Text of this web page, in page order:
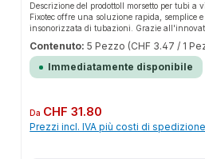
Descrizione del prodottoIl morsetto per tubi a
Fixotec offre una soluzione rapida, semplice
insonorizzata di tubazioni. Grazie
garantisce una tenuta perfetta e si adatta in
di applicazione. Il design robusto e la facilità
prodotto una scelta affidabile per qualsiasi
installazione.CaratteristicheRobusto morsetto
inossidabile e resistenteAree di
sanitariaCostruzione di impianti di
del prodottoMateriale: acciaio inox
Contenuto:5 Pezzo (CHF 3.47 / 1
Immediatamente disponibile
Prezzo normale:
Da CHF 31.80
Prezzi incl. IVA più costi di spedizione